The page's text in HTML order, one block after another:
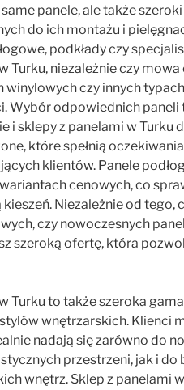
panele, ale także
do ich montażu i
podkłady czy
Turku, niezależnie czy
winylowych czy innych
Wybór odpowiednich
i sklepy z panelami w Turku
które spełnią
klientów. Panele
cenowych, co
kieszeń. Niezależnie od tego,
czy nowoczesnych
szeroką ofertę, która
Turku to także szeroka
wnętrzarskich. Klienci
nadają się zarówno do
przestrzeni, jak i do
wnętrz. Sklep z panelami